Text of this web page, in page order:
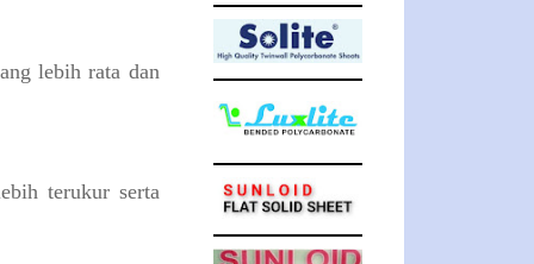
lebih rata dan
terukur serta